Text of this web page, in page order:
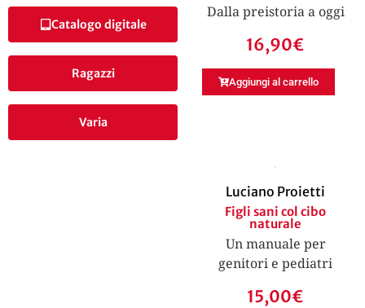
Catalogo digitale
Ragazzi
Varia
Dalla preistoria a oggi
16,90€
Aggiungi al carrello
Luciano Proietti
Figli sani col cibo
naturale
Un manuale per
genitori e pediatri
15,00€